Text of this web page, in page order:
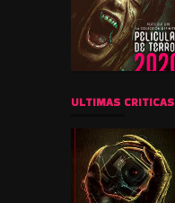
ULTIMAS CRITICAS